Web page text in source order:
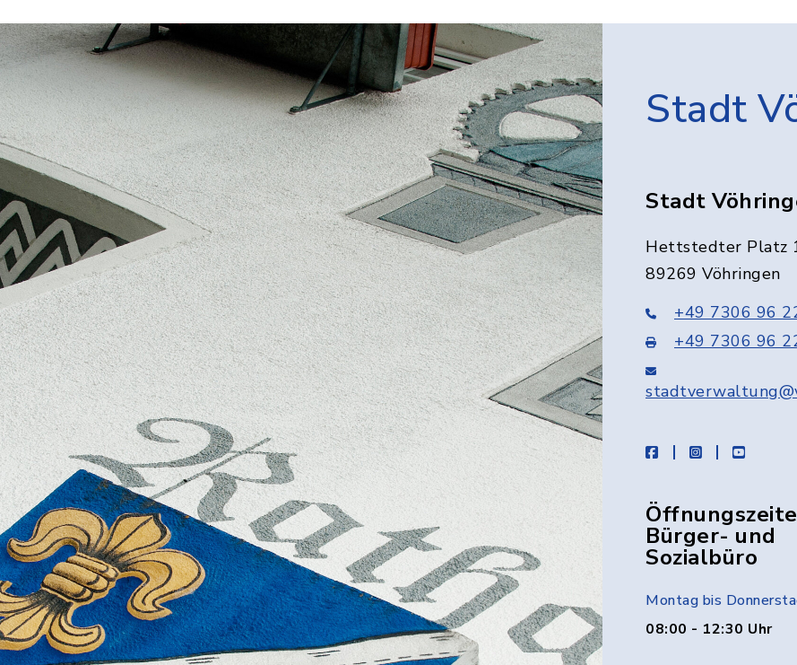
Stadt
Stadt
Hettstedter Platz
89269 Vöhringen
+49 7306 96
+49 7306 96
facebookinstagramyoutube
Bürger- und
Sozialbüro
Montag bis
08:00 - 12:30 Uhr